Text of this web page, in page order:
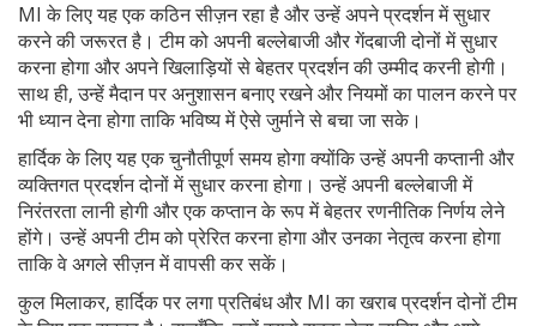
MI के लिए यह एक कठिन सीज़न रहा है और उन्हें अपने प्रदर्शन में सुधार
करने की जरूरत है। टीम को अपनी बल्लेबाजी और गेंदबाजी दोनों में सुधार
करना होगा और अपने खिलाड़ियों से बेहतर प्रदर्शन की उम्मीद करनी होगी।
साथ ही, उन्हें मैदान पर अनुशासन बनाए रखने और नियमों का पालन करने पर
भी ध्यान देना होगा ताकि भविष्य में ऐसे जुर्माने से बचा जा सके।
हार्दिक के लिए यह एक चुनौतीपूर्ण समय होगा क्योंकि उन्हें अपनी कप्तानी और
व्यक्तिगत प्रदर्शन दोनों में सुधार करना होगा। उन्हें अपनी बल्लेबाजी में
निरंतरता लानी होगी और एक कप्तान के रूप में बेहतर रणनीतिक निर्णय लेने
होंगे। उन्हें अपनी टीम को प्रेरित करना होगा और उनका नेतृत्व करना होगा
ताकि वे अगले सीज़न में वापसी कर सकें।
कुल मिलाकर, हार्दिक पर लगा प्रतिबंध और MI का खराब प्रदर्शन दोनों टीम